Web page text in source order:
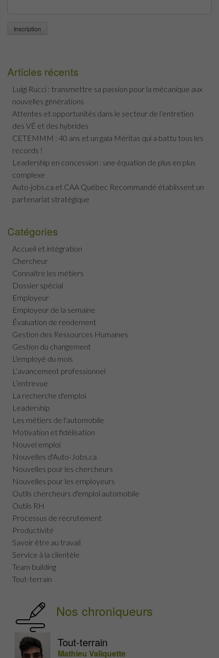
Articles récents
Luigi Rucci : transmettre sa passion pour la mécanique aux
nouvelles générations
Attentes et opportunités dans le secteur de l’entretien
des VÉ et des hybrides
CETEMMM : 40 ans et un gala Méritas qui a battu tous les
records !
Leadership en concession : une équation de plus en plus
complexe
Auto-jobs.ca et CAA Québec Recommandé établissent un
partenariat stratégique
Catégories
Accueil et intégration
Chercheur
Connaître les métiers
Dossier spécial
Employeur
Employeur de la semaine
Évaluation de rendement
Gestion des Ressources Humaines
Gestion du changement
L'employé du mois
L’avancement professionnel
L’entrevue
La recherche d'emploi
Leadership
Les métiers de l'automobile
Motivation et fidélisation
Nouvel emploi
Nouvelles d'Auto-Jobs.ca
Nouvelles pour les chercheurs
Nouvelles pour les employeurs
Outils chercheurs d'emploi automobile
Outils RH
Processus de recrutement
Productivité
Savoir être au travail
Service à la clientèle
Team building
Tout-terrain
Nos chroniqueurs
Tout-terrain
Mathieu Valiquette